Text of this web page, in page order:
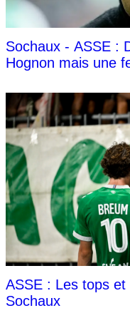
Sochaux - ASSE :
Hognon mais une
ASSE : Les tops
Sochaux